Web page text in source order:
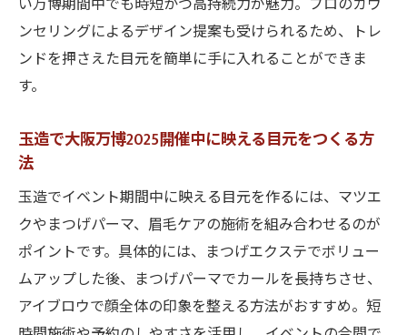
い万博期間中でも時短かつ高持続力が魅力。プロのカウ
ンセリングによるデザイン提案も受けられるため、トレ
ンドを押さえた目元を簡単に手に入れることができま
す。
玉造で大阪万博2025開催中に映える目元をつくる方
法
玉造でイベント期間中に映える目元を作るには、マツエ
クやまつげパーマ、眉毛ケアの施術を組み合わせるのが
ポイントです。具体的には、まつげエクステでボリュー
ムアップした後、まつげパーマでカールを長持ちさせ、
アイブロウで顔全体の印象を整える方法がおすすめ。短